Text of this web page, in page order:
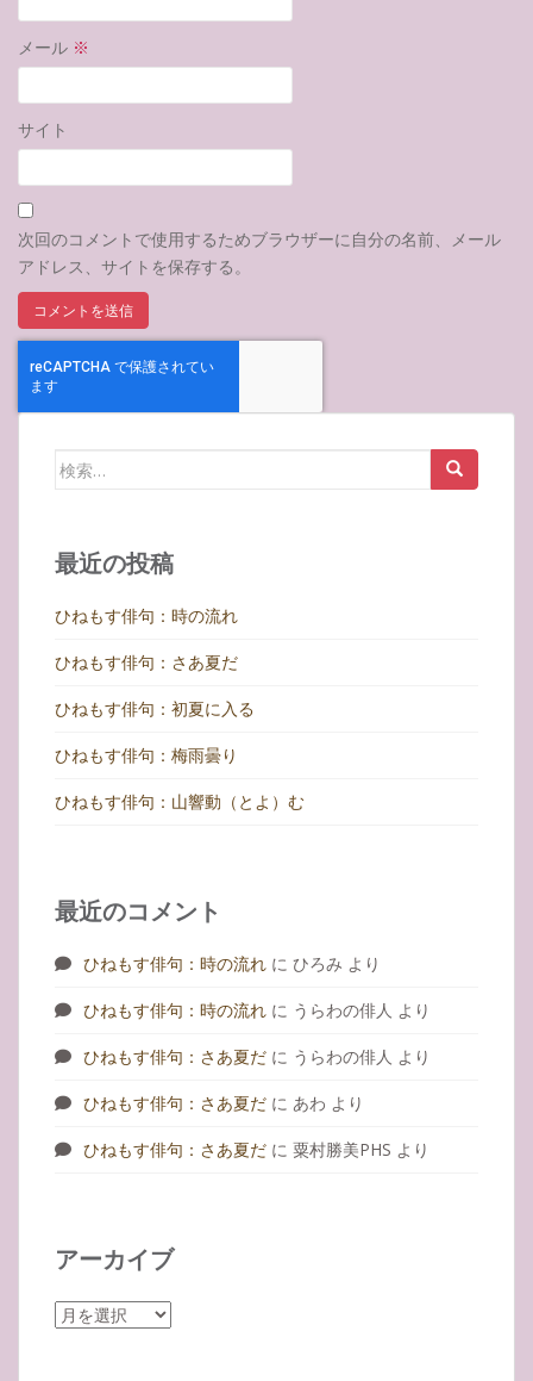
メール ※
サイト
次回のコメントで使用するためブラウザーに自分の名前、メール
アドレス、サイトを保存する。
検
最近の投稿
ひねもす俳句：時の流れ
ひねもす俳句：さあ夏だ
ひねもす俳句：初夏に入る
ひねもす俳句：梅雨曇り
ひねもす俳句：山響動（とよ）む
最近のコメント
ひねもす俳句：時の流れ に ひろみ より
ひねもす俳句：時の流れ に うらわの俳人 より
ひねもす俳句：さあ夏だ に うらわの俳人 より
ひねもす俳句：さあ夏だ に あわ より
ひねもす俳句：さあ夏だ に 粟村勝美PHS より
アーカイブ
ア